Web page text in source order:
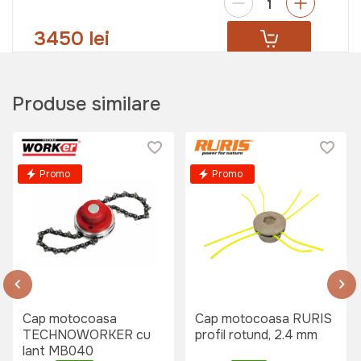
3450 lei
Fir Nylon Technoworker rotund 3.5
mm x 15 m
39 lei
Fir Nylon Technoworker patrat 4.0
Produse similare
Promo
Cap motocoasa
TECHNOWORKER cu
lant MB040
Promo
Cap motocoasa RURIS
profil rotund, 2.4 mm